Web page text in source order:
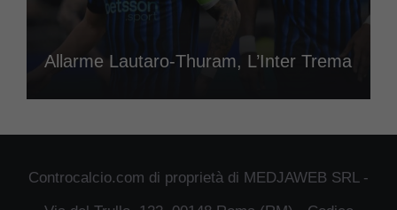
Allarme Lautaro-Thuram, L’Inter Trema
Controcalcio.com di proprietà di MEDJAWEB SRL -